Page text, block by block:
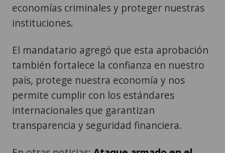
economías criminales y proteger nuestras
instituciones.
El mandatario agregó que esta aprobación
también fortalece la confianza en nuestro
país, protege nuestra economía y nos
permite cumplir con los estándares
internacionales que garantizan
transparencia y seguridad financiera.